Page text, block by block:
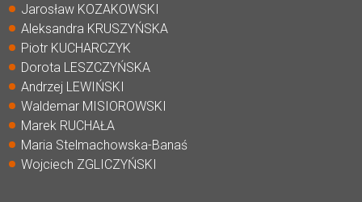
Jarosław KOZAKOWSKI
Aleksandra KRUSZYŃSKA
Piotr KUCHARCZYK
Dorota LESZCZYŃSKA
Andrzej LEWIŃSKI
Waldemar MISIOROWSKI
Marek RUCHAŁA
Maria Stelmachowska-Banaś
Wojciech ZGLICZYŃSKI